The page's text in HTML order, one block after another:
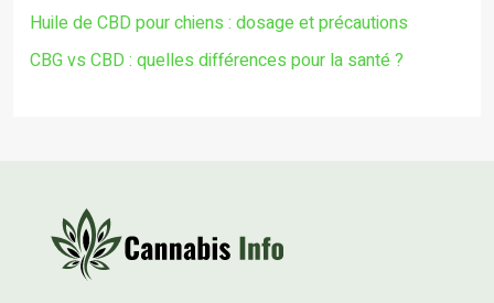
Huile de CBD pour chiens : dosage et précautions
CBG vs CBD : quelles différences pour la santé ?